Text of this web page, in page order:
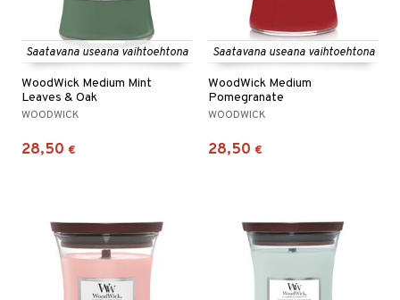
Saatavana useana vaihtoehtona
WoodWick Medium Mint
Leaves & Oak
WOODWICK
28,50 €
Saatavana useana vaihtoehtona
WoodWick Medium
Pomegranate
WOODWICK
28,50 €